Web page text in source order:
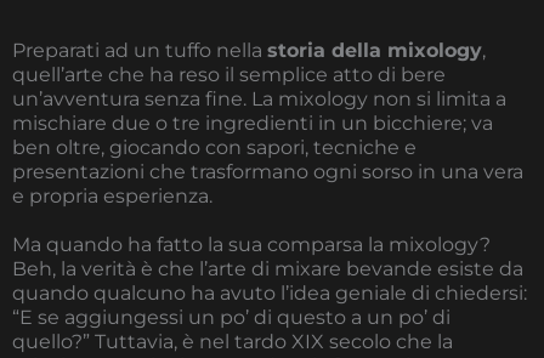
Preparati ad un tuffo nella storia della mixology,
quell’arte che ha reso il semplice atto di bere
un’avventura senza fine. La mixology non si limita a
mischiare due o tre ingredienti in un bicchiere; va
ben oltre, giocando con sapori, tecniche e
presentazioni che trasformano ogni sorso in una vera
e propria esperienza.
Ma quando ha fatto la sua comparsa la mixology?
Beh, la verità è che l’arte di mixare bevande esiste da
quando qualcuno ha avuto l’idea geniale di chiedersi:
“E se aggiungessi un po’ di questo a un po’ di
quello?” Tuttavia, è nel tardo XIX secolo che la